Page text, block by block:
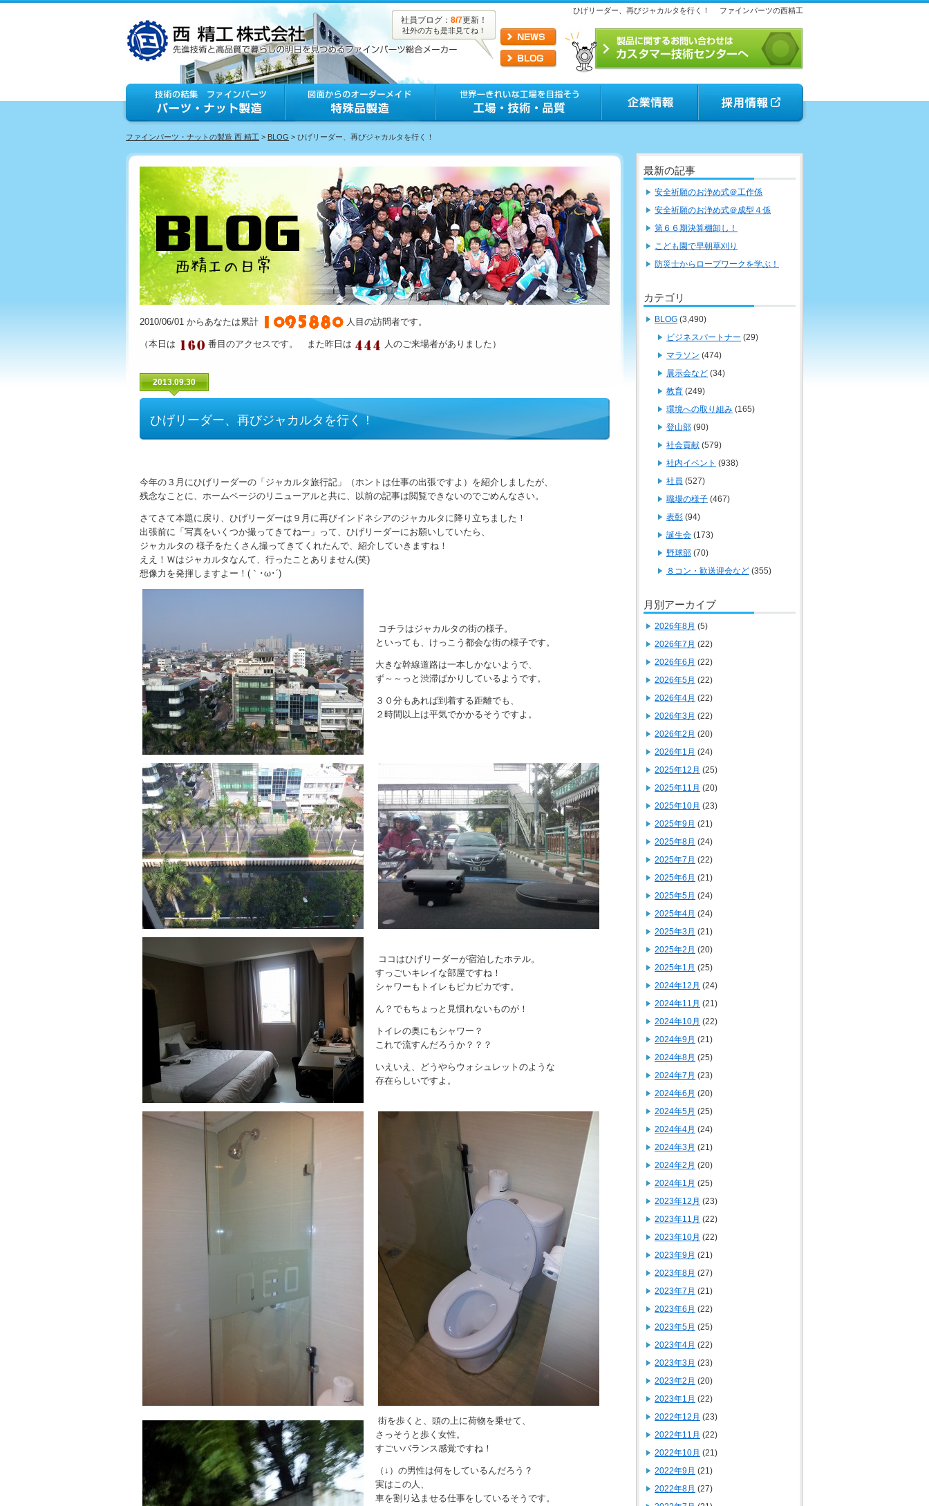
ひげリーダー、再びジャカルタを行く！ ファインパーツの西精工
社員ブログ： 8/7更新！
社外の方も是非見てね！
ファインパーツ・ナットの製造 西 精工 > BLOG > ひげリーダー、再びジャカルタを行く！
2010/06/01 からあなたは累計 人目の訪問者です。
（本日は 番目のアクセスです。 また昨日は 人のご来場者がありました）
2013.09.30
ひげリーダー、再びジャカルタを行く！
今年の３月にひげリーダーの「ジャカルタ旅行記」（ホントは仕事の出張ですよ）を紹介しましたが、
残念なことに、ホームページのリニューアルと共に、以前の記事は閲覧できないのでごめんなさい。
さてさて本題に戻り、ひげリーダーは９月に再びインドネシアのジャカルタに降り立ちました！
出張前に「写真をいくつか撮ってきてねー」って、ひげリーダーにお願いしていたら、
ジャカルタの 様子をたくさん撮ってきてくれたんで、紹介していきますね！
ええ！Ｗはジャカルタなんて、行ったことありません(笑)
想像力を発揮しますよー！(｀･ω･´)
コチラはジャカルタの街の様子。
といっても、けっこう都会な街の様子です。
大きな幹線道路は一本しかないようで、
ず～～っと渋滞ばかりしているようです。
３０分もあれば到着する距離でも、
２時間以上は平気でかかるそうですよ。
ココはひげリーダーが宿泊したホテル。
すっごいキレイな部屋ですね！
シャワーもトイレもピカピカです。
ん？でもちょっと見慣れないものが！
トイレの奥にもシャワー？
これで流すんだろうか？？？
いえいえ、どうやらウォシュレットのような
存在らしいですよ。
街を歩くと、頭の上に荷物を乗せて、
さっそうと歩く女性。
すごいバランス感覚ですね！
（↓）の男性は何をしているんだろう？
実はこの人、
車を割り込ませる仕事をしているそうです。
最新の記事
安全祈願のお浄め式＠工作係
安全祈願のお浄め式＠成型４係
第６６期決算棚卸し！
こども園で早朝草刈り
防災士からロープワークを学ぶ！
カテゴリ
BLOG (3,490)
ビジネスパートナー (29)
マラソン (474)
展示会など (34)
教育 (249)
環境への取り組み (165)
登山部 (90)
社会貢献 (579)
社内イベント (938)
社員 (527)
職場の様子 (467)
表彰 (94)
誕生会 (173)
野球部 (70)
８コン・歓送迎会など (355)
月別アーカイブ
2026年8月 (5)
2026年7月 (22)
2026年6月 (22)
2026年5月 (22)
2026年4月 (22)
2026年3月 (22)
2026年2月 (20)
2026年1月 (24)
2025年12月 (25)
2025年11月 (20)
2025年10月 (23)
2025年9月 (21)
2025年8月 (24)
2025年7月 (22)
2025年6月 (21)
2025年5月 (24)
2025年4月 (24)
2025年3月 (21)
2025年2月 (20)
2025年1月 (25)
2024年12月 (24)
2024年11月 (21)
2024年10月 (22)
2024年9月 (21)
2024年8月 (25)
2024年7月 (23)
2024年6月 (20)
2024年5月 (25)
2024年4月 (24)
2024年3月 (21)
2024年2月 (20)
2024年1月 (25)
2023年12月 (23)
2023年11月 (22)
2023年10月 (22)
2023年9月 (21)
2023年8月 (27)
2023年7月 (21)
2023年6月 (22)
2023年5月 (25)
2023年4月 (22)
2023年3月 (23)
2023年2月 (20)
2023年1月 (22)
2022年12月 (23)
2022年11月 (22)
2022年10月 (21)
2022年9月 (21)
2022年8月 (27)